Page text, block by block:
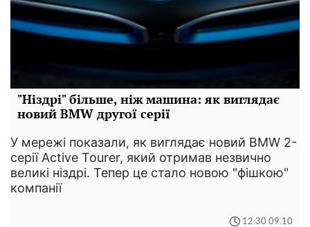
"Ніздрі" більше, ніж машина: як виглядає
новий BMW другої серії
У мережі показали, як виглядає новий BMW 2-
серії Active Tourer, який отримав незвично
великі ніздрі. Тепер це стало новою "фішкою"
компанії
12:30 09.10